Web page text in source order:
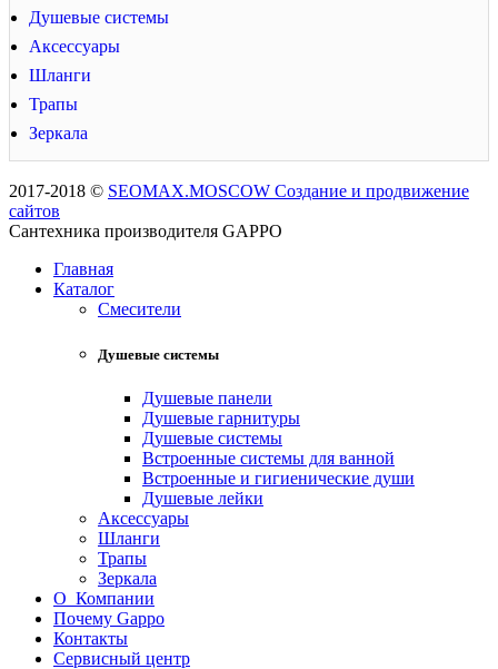
Душевые системы
Аксессуары
Шланги
Трапы
Зеркала
2017-2018 © SEOMAX.MOSCOW Создание и продвижение
сайтов
Сантехника производителя GAPPO
Главная
Каталог
Смесители
Душевые системы
Душевые панели
Душевые гарнитуры
Душевые системы
Встроенные системы для ванной
Встроенные и гигиенические души
Душевые лейки
Аксессуары
Шланги
Трапы
Зеркала
О Компании
Почему Gappo
Контакты
Сервисный центр